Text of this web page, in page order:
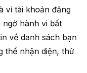
vì tài khoản đăng
hành vi bất
về danh sách bạn
thể nhận diện, thử